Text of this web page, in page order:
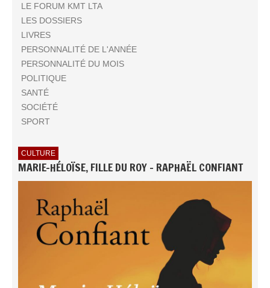
LE FORUM KMT LTA
LES DOSSIERS
LIVRES
PERSONNALITÉ DE L'ANNÉE
PERSONNALITÉ DU MOIS
POLITIQUE
SANTÉ
SOCIÉTÉ
SPORT
CULTURE
MARIE-HÉLOÏSE, FILLE DU ROY - RAPHAËL CONFIANT